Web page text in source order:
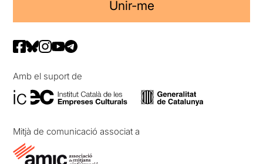
Unir-me
Amb el suport de
Mitjà de comunicació associat a